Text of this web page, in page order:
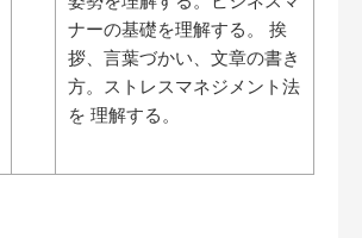
ナーの基礎を理解する。 挨
拶、言葉づかい、文章の書き
方。ストレスマネジメント法
を 理解する。